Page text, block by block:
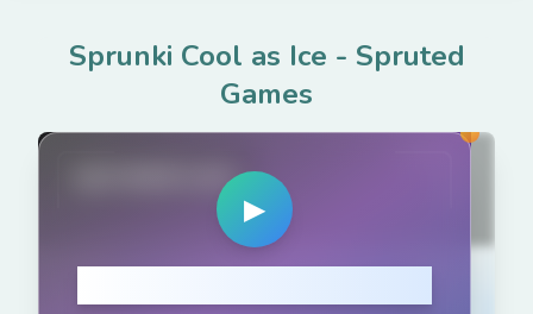
Sprunki Cool as Ice - Spruted
Games
spruted.com
▶